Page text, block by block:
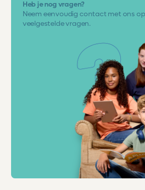
Heb je nog vragen?
Neem eenvoudig contact met ons op
veelgestelde vragen.